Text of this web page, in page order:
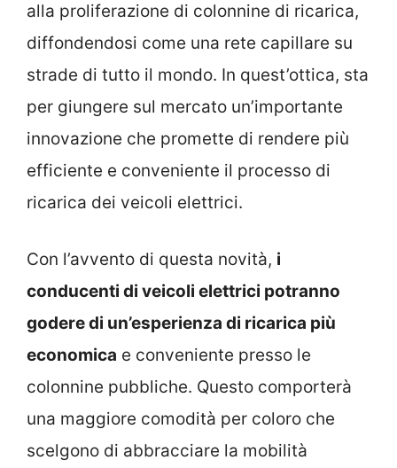
alla proliferazione di colonnine di ricarica,
diffondendosi come una rete capillare su
strade di tutto il mondo. In quest’ottica, sta
per giungere sul mercato un’importante
innovazione che promette di rendere più
efficiente e conveniente il processo di
ricarica dei veicoli elettrici.
Con l’avvento di questa novità, i
conducenti di veicoli elettrici potranno
godere di un’esperienza di ricarica più
economica e conveniente presso le
colonnine pubbliche. Questo comporterà
una maggiore comodità per coloro che
scelgono di abbracciare la mobilità